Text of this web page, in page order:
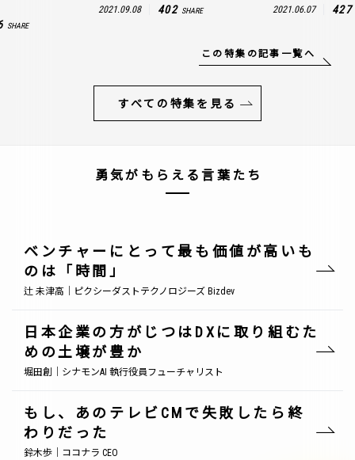
SHARE
2021.09.08 402 SHARE 2021.06.07 427
この特集の記事一覧へ
すべての特集を見る
勇気がもらえる言葉たち
ベンチャーにとって最も価値が高いも
のは「時間」
辻 未津高｜ピクシーダストテクノロジーズ Bizdev
日本企業の方がじつはDXに取り組むた
めの土壌が豊か
堀田創｜シナモンAI 執行役員フューチャリスト
もし、あのテレビCMで失敗したら終
わりだった
鈴木歩｜ココナラ CEO